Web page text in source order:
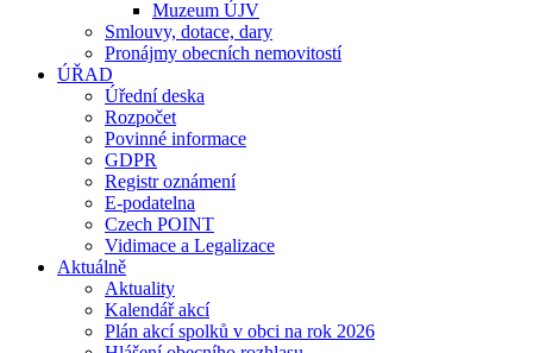
Muzeum ÚJV
Smlouvy, dotace, dary
Pronájmy obecních nemovitostí
ÚŘAD
Úřední deska
Rozpočet
Povinné informace
GDPR
Registr oznámení
E-podatelna
Czech POINT
Vidimace a Legalizace
Aktuálně
Aktuality
Kalendář akcí
Plán akcí spolků v obci na rok 2026